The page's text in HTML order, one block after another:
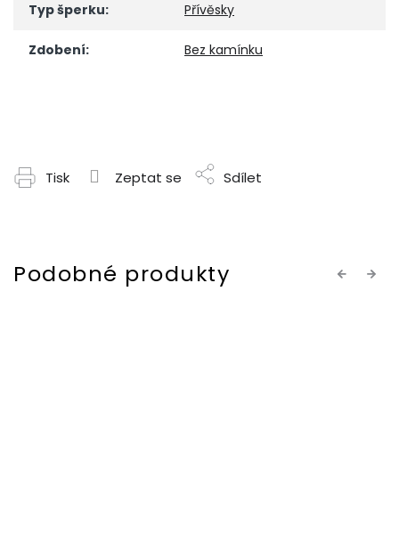
Typ šperku: Přívěsky
Zdobení: Bez kamínku
Tisk Zeptat se Sdílet
Previous
Next